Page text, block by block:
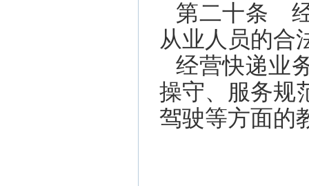
第二十条
从业人员的合
经营快递业
操守、服务规
驾驶等方面的